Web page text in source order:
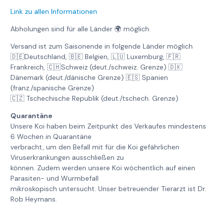
Link zu allen Informationen
Abholungen sind für alle Länder 🌍 möglich.
Versand ist zum Saisonende in folgende Länder möglich
🇩🇪Deutschland, 🇧🇪 Belgien, 🇱🇺 Luxemburg, 🇫🇷
Frankreich, 🇨🇭Schweiz (deut./schweiz. Grenze) 🇩🇰
Dänemark (deut./dänische Grenze) 🇪🇸 Spanien
(franz./spanische Grenze)
🇨🇿 Tschechische Republik (deut./tschech. Grenze)
Quarantäne
Unsere Koi haben beim Zeitpunkt des Verkaufes mindestens
6 Wochen in Quarantäne
verbracht, um den Befall mit für die Koi gefährlichen
Viruserkrankungen ausschließen zu
können. Zudem werden unsere Koi wöchentlich auf einen
Parasiten- und Wurmbefall
mikroskopisch untersucht. Unser betreuender Tierarzt ist Dr.
Rob Heymans.